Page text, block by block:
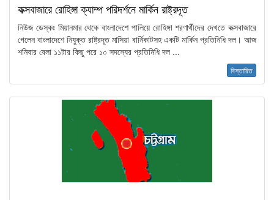
কক্সবাজারে রোহিঙ্গা ক্যাম্প পরিদর্শনে মার্কিন রাষ্ট্রদূত
নিউজ ডেস্কঃ মিয়ানমার থেকে বাংলাদেশে পালিয়ে রোহিঙ্গা শরণার্থীদের দেখতে কক্সবাজারে
গেলেন বাংলাদেশে নিযুক্ত রাষ্ট্রদূত মাসিয়া বার্নিকাটসহ একটি মার্কিন প্রতিনিধি দল। আজ
শনিবার বেলা ১১টার কিছু পরে ১০ সদস্যের প্রতিনিধি দল ...
বিস্তারিত